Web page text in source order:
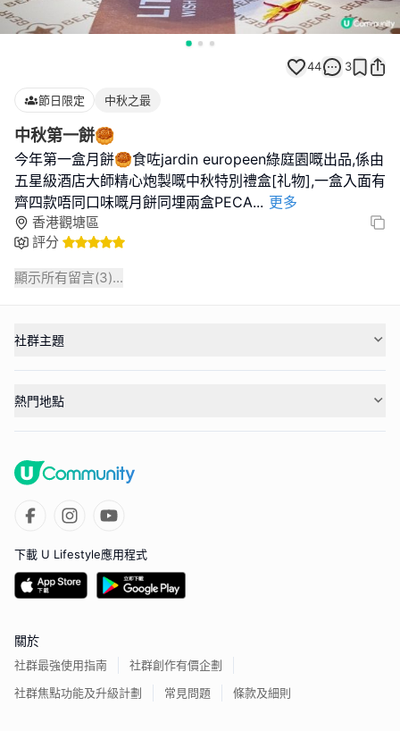
44 3
節日限定 中秋之最
中秋第一餅🥮
今年第一盒月餅🥮食咗jardin europeen綠庭園嘅出品,係由
五星級酒店大師精心炮製嘅中秋特別禮盒[礼物],一盒入面有
齊四款唔同口味嘅月餅同埋兩盒PECA... 更多
香港觀塘區
評分
顯示所有留言(3)...
社群主題
熱門地點
下載 U Lifestyle應用程式
關於
社群最強使用指南
社群創作有價企劃
社群焦點功能及升級計劃
常見問題 條款及細則